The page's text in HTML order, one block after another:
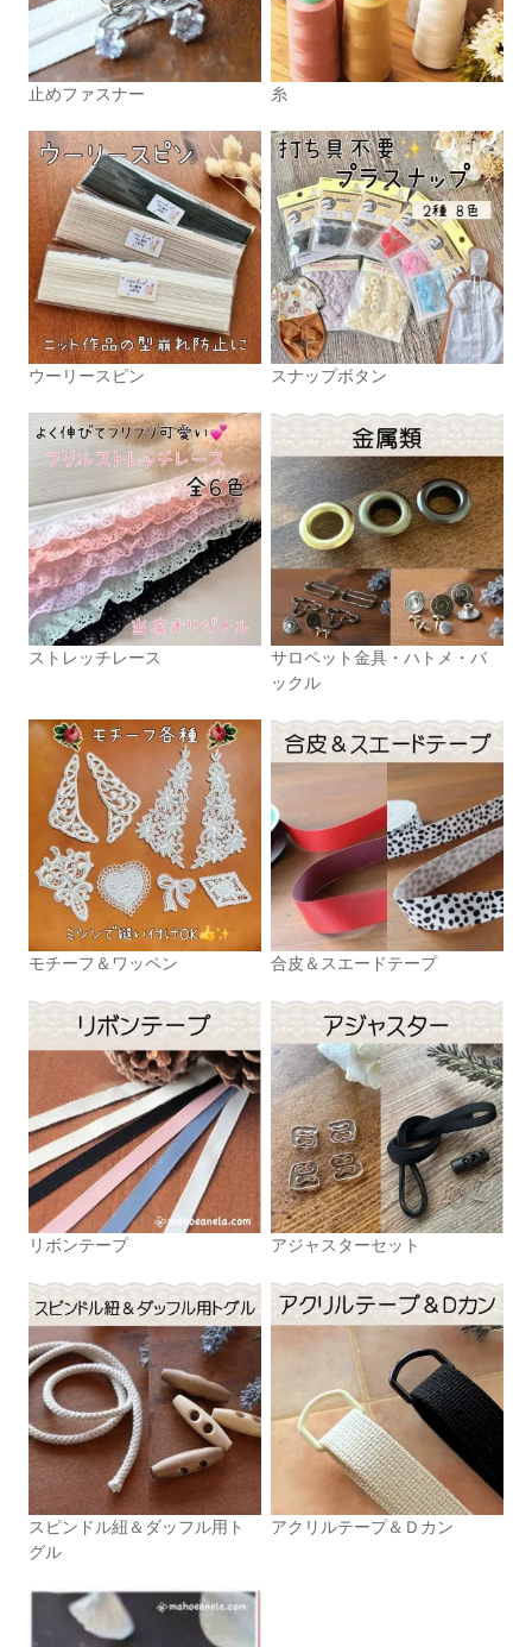
止めファスナー 糸
ウーリースピン スナップボタン
ストレッチレース
サロペット金具・ハトメ・バ
ックル
モチーフ＆ワッペン 合皮＆スエードテープ
リボンテープ アジャスターセット
スピンドル紐＆ダッフル用ト
グル
アクリルテープ＆Ｄカン